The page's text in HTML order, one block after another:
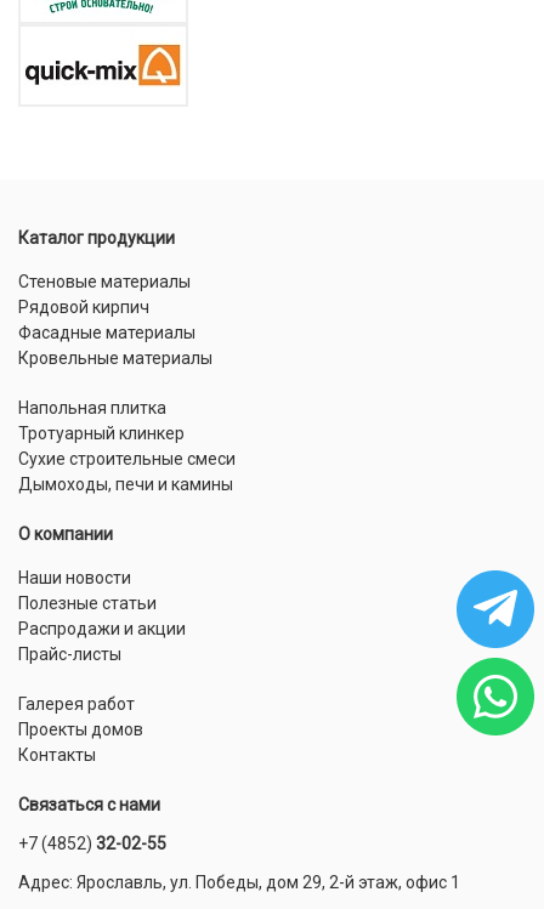
Каталог продукции
Стеновые материалы
Рядовой кирпич
Фасадные материалы
Кровельные материалы
Напольная плитка
Тротуарный клинкер
Сухие строительные смеси
Дымоходы, печи и камины
О компании
Наши новости
Полезные статьи
Распродажи и акции
Прайс-листы
Галерея работ
Проекты домов
Контакты
Связаться с нами
+7 (4852) 32-02-55
Адрес: Ярославль, ул. Победы, дом 29, 2-й этаж, офис 1